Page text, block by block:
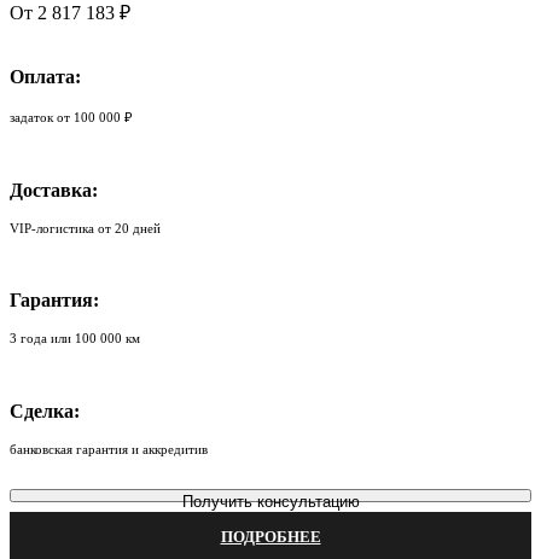
От 2 817 183 ₽
Оплата:
задаток от 100 000 ₽
Доставка:
VIP-логистика от 20 дней
Гарантия:
3 года или 100 000 км
Сделка:
банковская гарантия и аккредитив
Получить консультацию
ПОДРОБНЕЕ